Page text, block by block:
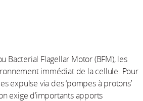
Bacterial Flagellar Motor (BFM), les
immédiat de la cellule. Pour
expulse via des ‘pompes à protons’
exige d’importants apports